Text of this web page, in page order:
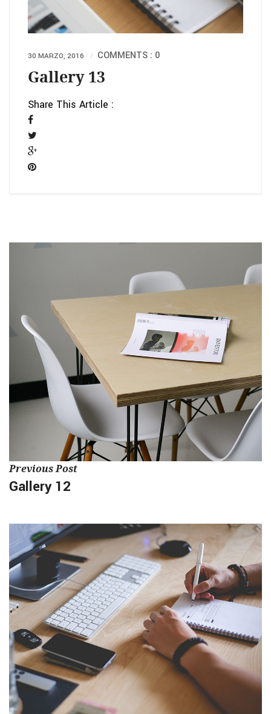
30 MARZO, 2016 COMMENTS : 0
Gallery 13
Share This Article :
Previous Post
Gallery 12